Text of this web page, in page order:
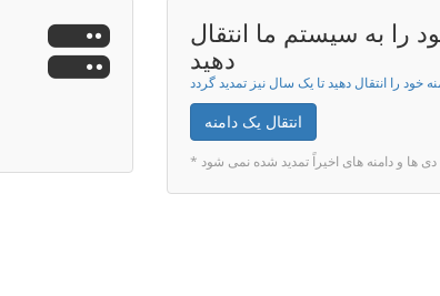
را به سیستم ما انتقال
دهید
انتقال یک دامنه
ها و دامنه های اخیراً تمدید شده نمی شود